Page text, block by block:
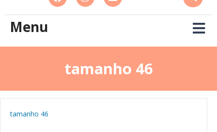
Menu
tamanho 46
tamanho 46